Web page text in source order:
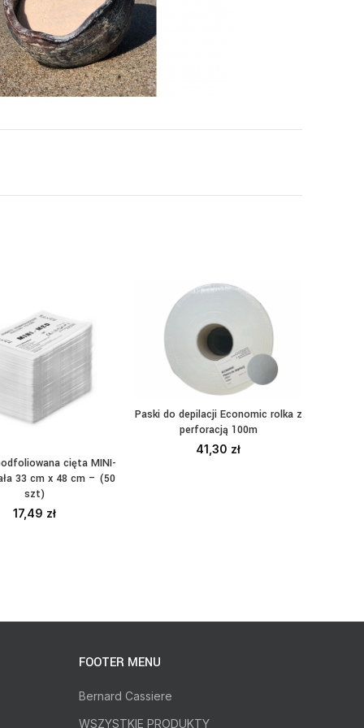
DO KOSZYKAcięta MINI-
33 cm x 48 cm – (50
szt)
17,49 zł
DODAJ DO KOSZYKA
Paski do depilacji Economic rolka z
perforacją 100m
41,30 zł
FOOTER MENU
Bernard Cassiere
WSZYSTKIE PRODUKTY